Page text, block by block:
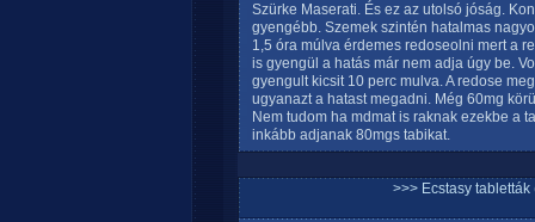
Szürke Maserati. És ez az utolsó jóság.
gyengébb. Szemek szintén hatalmas
1,5 óra múlva érdemes redoseolni mert a
is gyengül a hatás már nem adja úgy be.
gyengult kicsit 10 perc mulva. A redose
ugyanazt a hatast megadni. Még 60mg
Nem tudom ha mdmat is raknak ezekbe a
inkább adjanak 80mgs tabikat.
>>> Ecstasy tabletták